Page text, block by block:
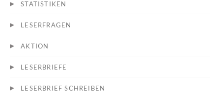
STATISTIKEN
LESERFRAGEN
AKTION
LESERBRIEFE
LESERBRIEF SCHREIBEN